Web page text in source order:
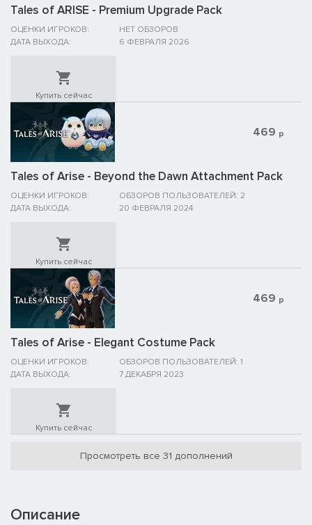
Tales of ARISE - Premium Upgrade Pack
ОЦЕНКИ ИГРОКОВ:
НЕТ ОБЗОРОВ
ДАТА ВЫХОДА:
6 ФЕВРАЛЯ 2026
Купить сейчас
Tales of Arise - Beyond the Dawn Attachment Pack
ОЦЕНКИ ИГРОКОВ:
ОБЗОРОВ ПОЛЬЗОВАТЕЛЕЙ: 2
ДАТА ВЫХОДА:
20 ФЕВРАЛЯ 2024
469 р
Купить сейчас
Tales of Arise - Elegant Costume Pack
ОЦЕНКИ ИГРОКОВ:
ОБЗОРОВ ПОЛЬЗОВАТЕЛЕЙ: 1
ДАТА ВЫХОДА:
7 ДЕКАБРЯ 2023
469 р
Купить сейчас
Просмотреть все 31 дополнений
Описание